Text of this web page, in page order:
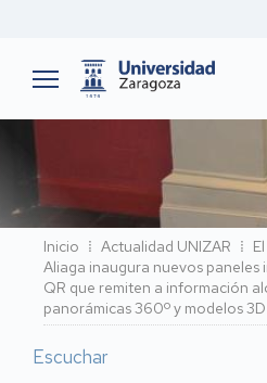
Ruta
de
navegación
Inicio Actualidad UNIZAR
Aliaga inaugura nuevos
QR que remiten a información
panorámicas 360º y modelos 3D
Escuchar